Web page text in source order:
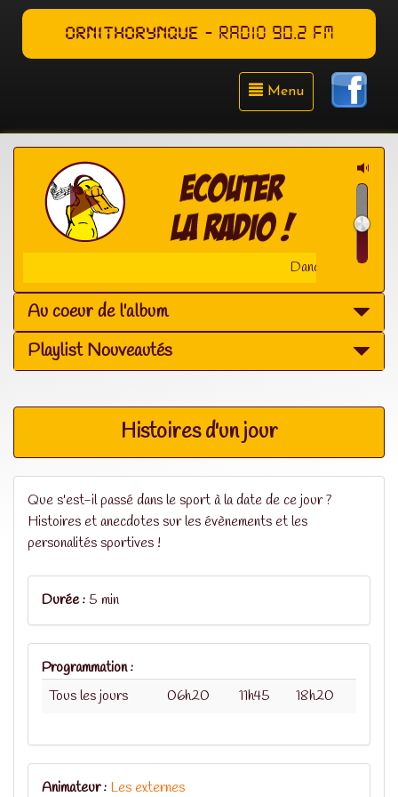
ORNITHORYNQUE - RADIO 90.2 FM
Menu
Dance Music -
Au coeur de l'album
Playlist Nouveautés
Histoires d'un jour
Que s'est-il passé dans le sport à la date de ce jour ?
Histoires et anecdotes sur les évènements et les
personalités sportives !
Durée : 5 min
Programmation :
Tous les jours
06h20 11h45 18h20
Animateur : Les externes